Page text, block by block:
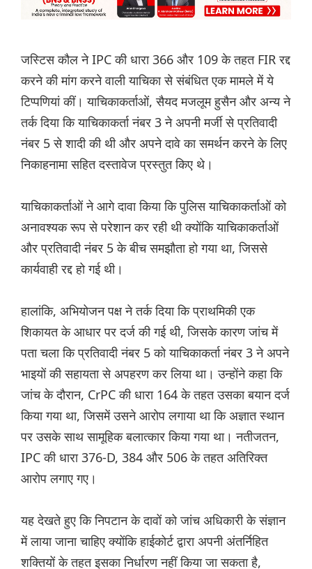
जस्टिस कौल ने IPC की धारा 366 और 109 के तहत FIR रद्द
करने की मांग करने वाली याचिका से संबंधित एक मामले में ये
टिप्पणियां कीं। याचिकाकर्ताओं, सैयद मजलूम हुसैन और अन्य ने
तर्क दिया कि याचिकाकर्ता नंबर 3 ने अपनी मर्जी से प्रतिवादी
नंबर 5 से शादी की थी और अपने दावे का समर्थन करने के लिए
निकाहनामा सहित दस्तावेज प्रस्तुत किए थे।
याचिकाकर्ताओं ने आगे दावा किया कि पुलिस याचिकाकर्ताओं को
अनावश्यक रूप से परेशान कर रही थी क्योंकि याचिकाकर्ताओं
और प्रतिवादी नंबर 5 के बीच समझौता हो गया था, जिससे
कार्यवाही रद्द हो गई थी।
हालांकि, अभियोजन पक्ष ने तर्क दिया कि प्राथमिकी एक
शिकायत के आधार पर दर्ज की गई थी, जिसके कारण जांच में
पता चला कि प्रतिवादी नंबर 5 को याचिकाकर्ता नंबर 3 ने अपने
भाइयों की सहायता से अपहरण कर लिया था। उन्होंने कहा कि
जांच के दौरान, CrPC की धारा 164 के तहत उसका बयान दर्ज
किया गया था, जिसमें उसने आरोप लगाया था कि अज्ञात स्थान
पर उसके साथ सामूहिक बलात्कार किया गया था। नतीजतन,
IPC की धारा 376-D, 384 और 506 के तहत अतिरिक्त
आरोप लगाए गए।
यह देखते हुए कि निपटान के दावों को जांच अधिकारी के संज्ञान
में लाया जाना चाहिए क्योंकि हाईकोर्ट द्वारा अपनी अंतर्निहित
शक्तियों के तहत इसका निर्धारण नहीं किया जा सकता है,